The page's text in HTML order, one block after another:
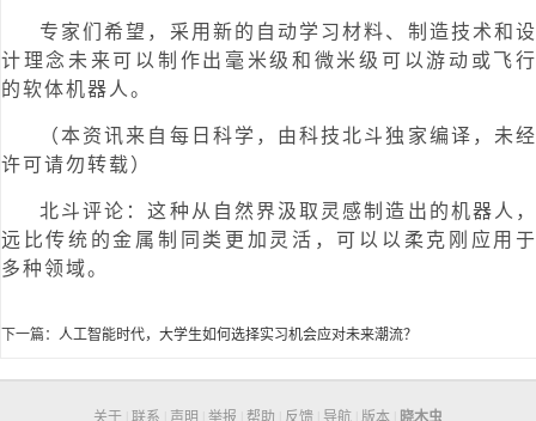
专家们希望，采用新的自动学习材料、制造技术和设
计理念未来可以制作出毫米级和微米级可以游动或飞行
的软体机器人。
（本资讯来自每日科学，由科技北斗独家编译，未经
许可请勿转载）
北斗评论：这种从自然界汲取灵感制造出的机器人，
远比传统的金属制同类更加灵活，可以以柔克刚应用于
多种领域。
下一篇： 人工智能时代，大学生如何选择实习机会应对未来潮流？
关于 联系 声明 举报 帮助 反馈 导航 版本 晓木虫